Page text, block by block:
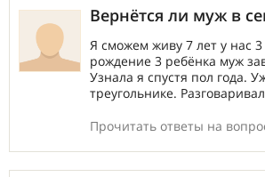
Вернётся ли муж в
Я сможем живу 7 лет у нас
рождение 3 ребёнка муж
Узнала я спустя пол года.
треугольнике.
Прочитать ответы на